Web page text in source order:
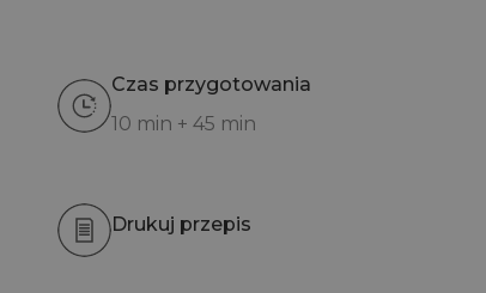
Czas przygotowania
10 min + 45 min
Drukuj przepis